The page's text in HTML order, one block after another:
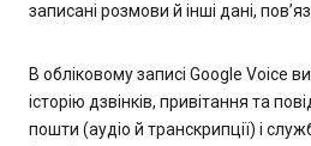
записані розмови й інші дані,
В обліковому записі Google Voice
історію дзвінків, привітання та
пошти (аудіо й транскрипції) і